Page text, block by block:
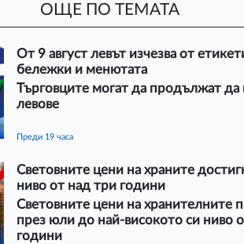
ОЩЕ ПО ТЕМАТА
От 9 август левът изчезва от
бележки и менютата
Търговците могат да продължат да
левове
преди 19 часа
Световните цени на храните
ниво от над три години
Световните цени на хранителните
през юли до най-високото си ниво
години